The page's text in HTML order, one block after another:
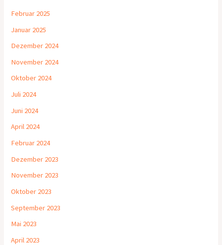
Februar 2025
Januar 2025
Dezember 2024
November 2024
Oktober 2024
Juli 2024
Juni 2024
April 2024
Februar 2024
Dezember 2023
November 2023
Oktober 2023
September 2023
Mai 2023
April 2023